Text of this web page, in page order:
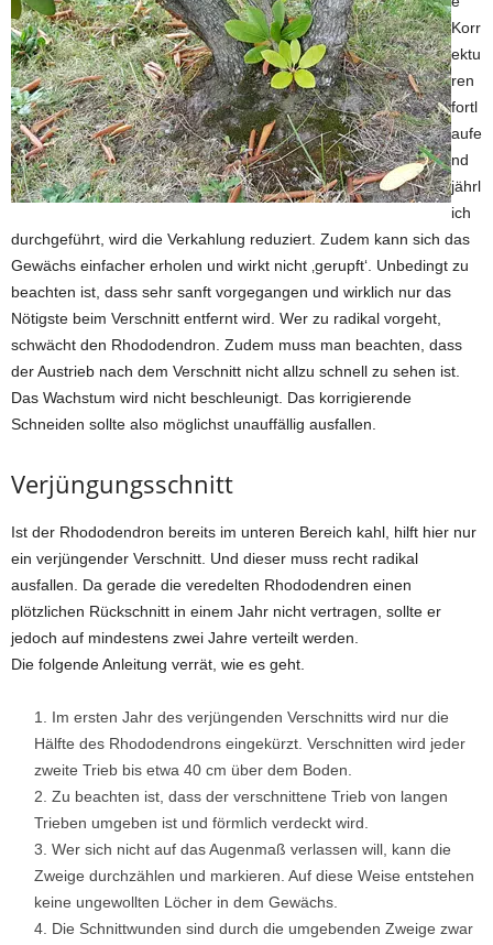
Korr
ektu
ren
fortl
aufe
nd
jährl
ich
durchgeführt, wird die Verkahlung reduziert. Zudem kann sich das
Gewächs einfacher erholen und wirkt nicht ‚gerupft‘. Unbedingt zu
beachten ist, dass sehr sanft vorgegangen und wirklich nur das
Nötigste beim Verschnitt entfernt wird. Wer zu radikal vorgeht,
schwächt den Rhododendron. Zudem muss man beachten, dass
der Austrieb nach dem Verschnitt nicht allzu schnell zu sehen ist.
Das Wachstum wird nicht beschleunigt. Das korrigierende
Schneiden sollte also möglichst unauffällig ausfallen.
Verjüngungsschnitt
Ist der Rhododendron bereits im unteren Bereich kahl, hilft hier nur
ein verjüngender Verschnitt. Und dieser muss recht radikal
ausfallen. Da gerade die veredelten Rhododendren einen
plötzlichen Rückschnitt in einem Jahr nicht vertragen, sollte er
jedoch auf mindestens zwei Jahre verteilt werden.
Die folgende Anleitung verrät, wie es geht.
Im ersten Jahr des verjüngenden Verschnitts wird nur die
Hälfte des Rhododendrons eingekürzt. Verschnitten wird jeder
zweite Trieb bis etwa 40 cm über dem Boden.
Zu beachten ist, dass der verschnittene Trieb von langen
Trieben umgeben ist und förmlich verdeckt wird.
Wer sich nicht auf das Augenmaß verlassen will, kann die
Zweige durchzählen und markieren. Auf diese Weise entstehen
keine ungewollten Löcher in dem Gewächs.
Die Schnittwunden sind durch die umgebenden Zweige zwar